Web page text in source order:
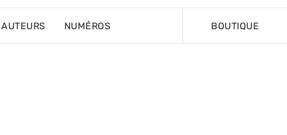
AUTEURS NUMÉROS BOUTIQUE